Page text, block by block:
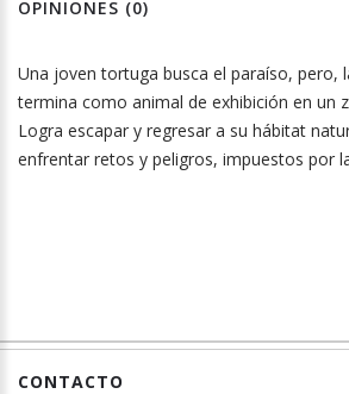
OPINIONES (0)
Una joven tortuga busca el paraíso, pero,
termina como animal de exhibición en un
Logra escapar y regresar a su hábitat
enfrentar retos y peligros, impuestos por
CONTACTO